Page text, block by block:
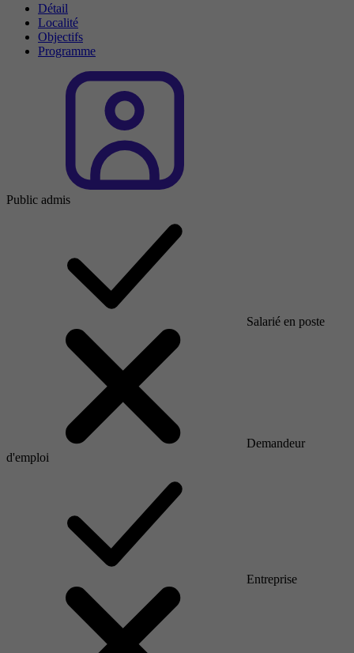
Détail
Localité
Objectifs
Programme
Public admis
Salarié en poste
Demandeur
d'emploi
Entreprise